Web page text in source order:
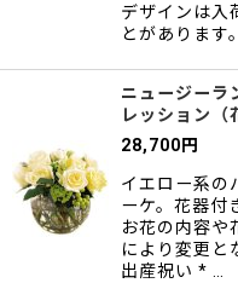
デザインは入
とがあります
ニュージーラ
レッション（
28,700円
イエロー系の
ーケ。花器付
お花の内容や
により変更と
出産祝い * …